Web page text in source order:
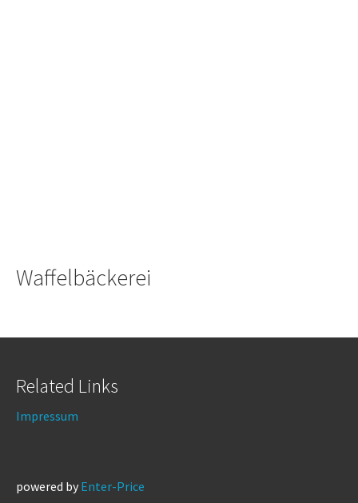
Waffelbäckerei
Related Links
Impressum
powered by Enter-Price